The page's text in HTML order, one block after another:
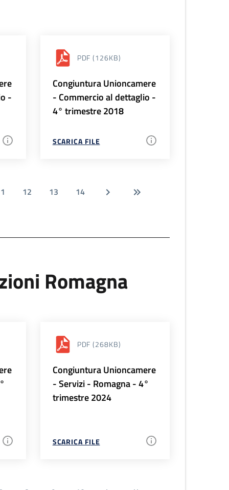
-
PDF (126KB)
Congiuntura Unioncamere
- Commercio al dettaglio -
4° trimestre 2018
SCARICA FILE
12 13 14
Romagna
PDF (268KB)
Congiuntura Unioncamere
- Servizi - Romagna - 4°
trimestre 2024
SCARICA FILE